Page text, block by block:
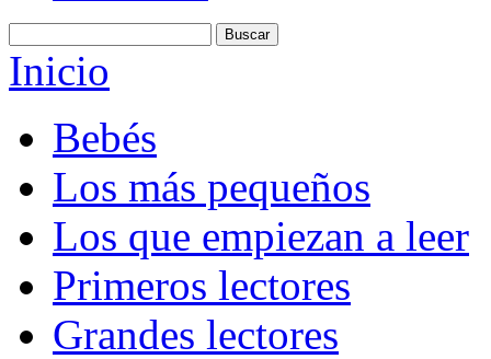
Inicio
Bebés
Los más pequeños
Los que empiezan a leer
Primeros lectores
Grandes lectores